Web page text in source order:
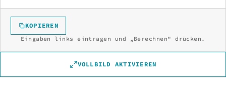
KOPIEREN
Eingaben links eintragen und „Berechnen" drücken.
VOLLBILD AKTIVIEREN